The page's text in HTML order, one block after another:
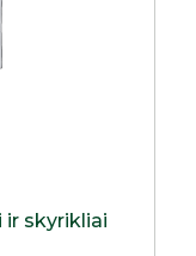
skyrikliai